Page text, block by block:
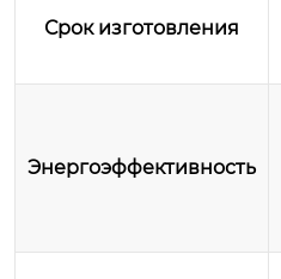
Срок изготовления
Энергоэффективность